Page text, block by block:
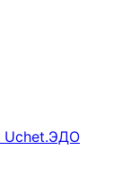
Uchet.ЭДО